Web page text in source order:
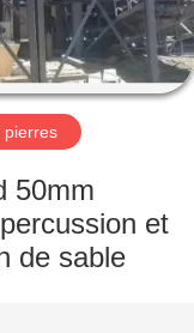
pierres
50mm
et
de sable